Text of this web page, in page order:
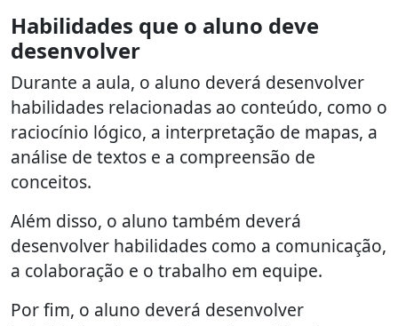
Habilidades que o aluno deve
desenvolver
Durante a aula, o aluno deverá desenvolver
habilidades relacionadas ao conteúdo, como o
raciocínio lógico, a interpretação de mapas, a
análise de textos e a compreensão de
conceitos.
Além disso, o aluno também deverá
desenvolver habilidades como a comunicação,
a colaboração e o trabalho em equipe.
Por fim, o aluno deverá desenvolver